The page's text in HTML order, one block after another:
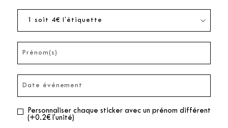
Personnaliser chaque sticker avec un prénom différent
(+0.2€ l'unité)